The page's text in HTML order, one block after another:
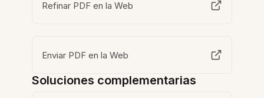
Refinar PDF en la Web
Enviar PDF en la Web
Soluciones complementarias